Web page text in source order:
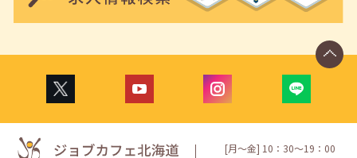
[月〜金] 10：30〜19：00